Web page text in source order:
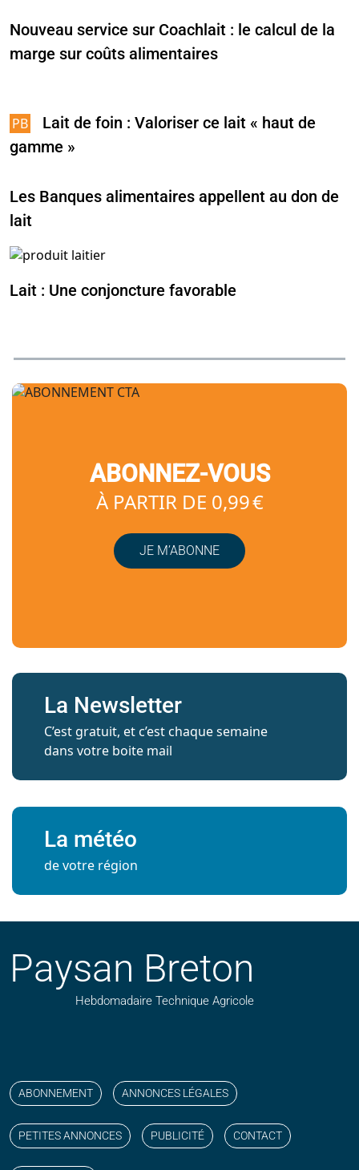
Nouveau service sur Coachlait : le calcul de la
marge sur coûts alimentaires
Lait de foin : Valoriser ce lait « haut de
gamme »
Les Banques alimentaires appellent au don de
lait
Lait : Une conjoncture favorable
ABONNEZ-VOUS
À PARTIR DE 0,99 €
JE M’ABONNE
La Newsletter
C’est gratuit, et c’est chaque semaine
dans votre boite mail
La météo
de votre région
Paysan Breton
Hebdomadaire Technique Agricole
ABONNEMENT ANNONCES LÉGALES
PETITES ANNONCES PUBLICITÉ CONTACT